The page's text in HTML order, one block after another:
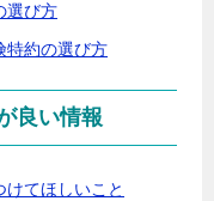
選び方
特約の選び方
良い情報
てほしいこと